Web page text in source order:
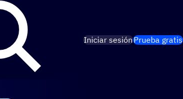
Iniciar sesiónPrueba gratis